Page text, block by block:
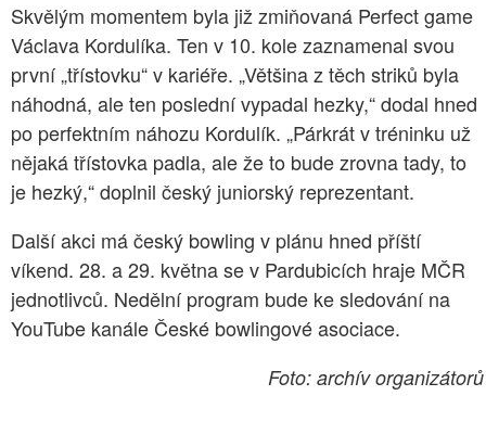
Skvělým momentem byla již zmiňovaná Perfect game
Václava Kordulíka. Ten v 10. kole zaznamenal svou
první „třístovku“ v kariéře. „Většina z těch striků byla
náhodná, ale ten poslední vypadal hezky,“ dodal hned
po perfektním náhozu Kordulík. „Párkrát v tréninku už
nějaká třístovka padla, ale že to bude zrovna tady, to
je hezký,“ doplnil český juniorský reprezentant.
Další akci má český bowling v plánu hned příští
víkend. 28. a 29. května se v Pardubicích hraje MČR
jednotlivců. Nedělní program bude ke sledování na
YouTube kanále České bowlingové asociace.
Foto: archív organizátorů